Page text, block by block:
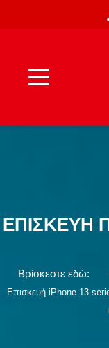
ΕΠΙΣΚΕΥΉ
Βρίσκεστε εδώ:
Επισκευή iPhone 13